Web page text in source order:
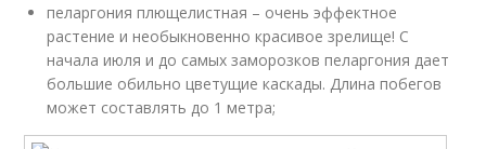
пеларгония плющелистная – очень эффектное
растение и необыкновенно красивое зрелище! С
начала июля и до самых заморозков пеларгония дает
большие обильно цветущие каскады. Длина побегов
может составлять до 1 метра;